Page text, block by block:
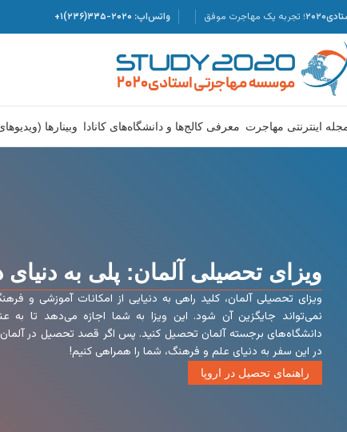
تجربه یک مهاجرت موفق واتس‌اپ: ۲۰۲۰-۳۳۵(۲۳۶)۱+
اینترنتی مهاجرت معرفی کالج‌ها و دانشگاه‌های کانادا وبینارها
ویزای تحصیلی آلمان: پلی به
ویزای تحصیلی آلمان، کلید راهی به دنیایی از امکانات آموزشی و
نمی‌تواند جایگزین آن شود. این ویزا به شما اجازه می‌دهد تا به
دانشگاه‌های برجسته آلمان تحصیل کنید. پس اگر قصد تحصیل در آلمان
در این سفر به دنیای علم و فرهنگ، شما را همراهی کنیم!
راهنمای تحصیل در اروپا